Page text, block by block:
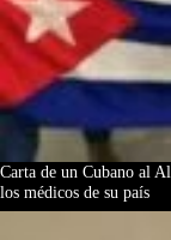
Carta de un Cubano al
los médicos de su país